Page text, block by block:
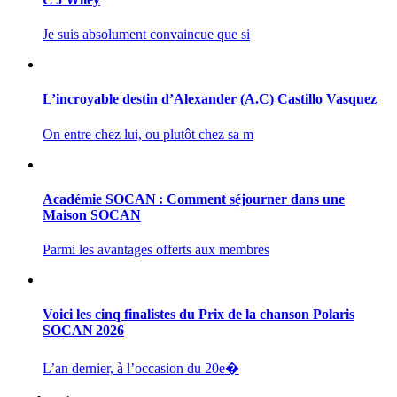
Je suis absolument convaincue que si
L’incroyable destin d’Alexander (A.C) Castillo Vasquez
On entre chez lui, ou plutôt chez sa m
Académie SOCAN : Comment séjourner dans une
Maison SOCAN
Parmi les avantages offerts aux membres
Voici les cinq finalistes du Prix de la chanson Polaris
SOCAN 2026
L’an dernier, à l’occasion du 20e�